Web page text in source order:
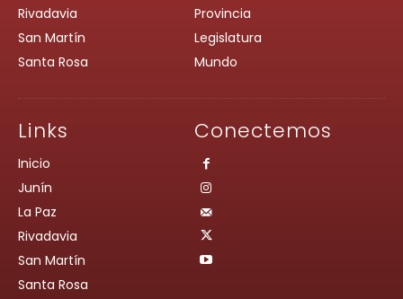
Rivadavia
San Martín
Santa Rosa
Provincia
Legislatura
Mundo
Links
Inicio
Junín
La Paz
Rivadavia
San Martín
Santa Rosa
Conectemos